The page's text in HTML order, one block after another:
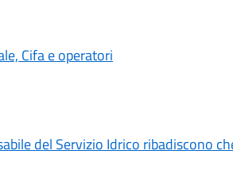
Cifa e operatori
del Servizio Idrico ribadiscono